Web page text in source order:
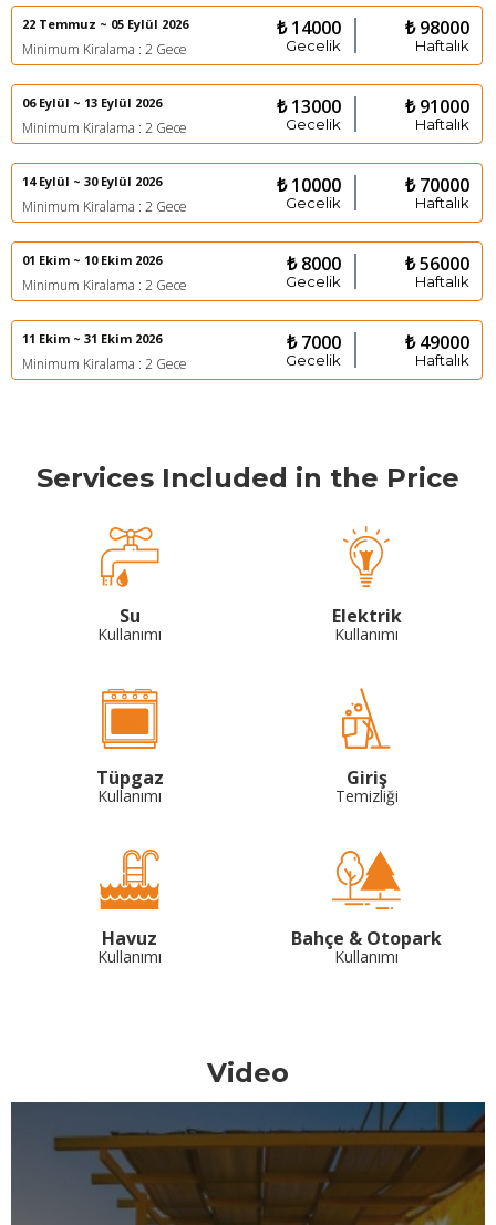
22 Temmuz ~ 05 Eylül 2026
Minimum Kiralama : 2 Gece
₺ 14000
Gecelik
₺ 98000
Haftalık
06 Eylül ~ 13 Eylül 2026
Minimum Kiralama : 2 Gece
₺ 13000
Gecelik
₺ 91000
Haftalık
14 Eylül ~ 30 Eylül 2026
Minimum Kiralama : 2 Gece
₺ 10000
Gecelik
₺ 70000
Haftalık
01 Ekim ~ 10 Ekim 2026
Minimum Kiralama : 2 Gece
₺ 8000
Gecelik
₺ 56000
Haftalık
11 Ekim ~ 31 Ekim 2026
Minimum Kiralama : 2 Gece
₺ 7000
Gecelik
₺ 49000
Haftalık
Services Included in the Price
Su
Kullanımı
Elektrik
Kullanımı
Tüpgaz
Kullanımı
Giriş
Temizliği
Havuz
Kullanımı
Bahçe & Otopark
Kullanımı
Video